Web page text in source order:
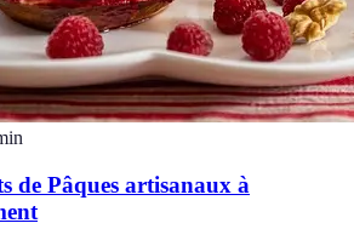
de Pâques artisanaux à